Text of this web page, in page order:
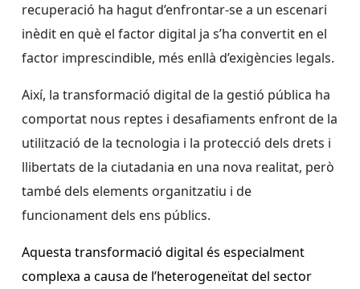
recuperació ha hagut d’enfrontar-se a un escenari
inèdit en què el factor digital ja s’ha convertit en el
factor imprescindible, més enllà d’exigències legals.
Així, la transformació digital de la gestió pública ha
comportat nous reptes i desafiaments enfront de la
utilització de la tecnologia i la protecció dels drets i
llibertats de la ciutadania en una nova realitat, però
també dels elements organitzatiu i de
funcionament dels ens públics.
Aquesta transformació digital és especialment
complexa a causa de l’heterogeneïtat del sector